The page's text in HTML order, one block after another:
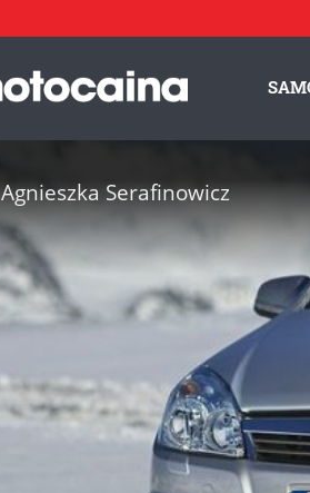
Agnieszka Serafinowicz